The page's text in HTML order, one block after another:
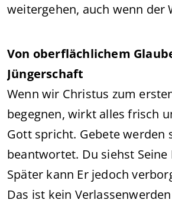
weitergehen, auch wenn der
Von oberflächlichem
Jüngerschaft
Wenn wir Christus zum
begegnen, wirkt alles frisch
Gott spricht. Gebete werden
beantwortet. Du siehst Seine
Später kann Er jedoch
Das ist kein